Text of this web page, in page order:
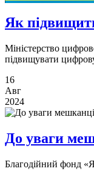
Як
Міністерство
підвищувати
16
Авг
2024
До уваги
Благодійний фонд